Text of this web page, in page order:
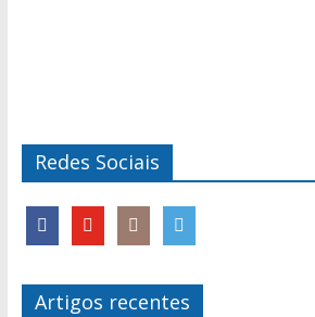
Redes Sociais
Artigos recentes